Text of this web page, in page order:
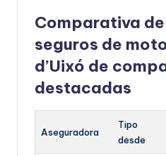
Comparativa
seguros de
d’Uixó de
destacadas
Aseguradora
Tipo
desde